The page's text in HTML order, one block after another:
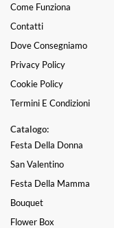
Come Funziona
Contatti
Dove Consegniamo
Privacy Policy
Cookie Policy
Termini E Condizioni
Catalogo:
Festa Della Donna
San Valentino
Festa Della Mamma
Bouquet
Flower Box